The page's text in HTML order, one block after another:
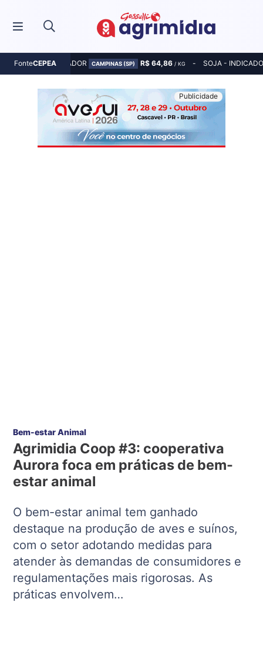
FonteCEPEA
MILHO - INDICADOR CAMPINAS (SP) R$ 64,86 / KG SOJA -
Bem-estar Animal
Agrimidia Coop #3: cooperativa
Aurora foca em práticas de bem-
estar animal
O bem-estar animal tem ganhado
destaque na produção de aves e suínos,
com o setor adotando medidas para
atender às demandas de consumidores e
regulamentações mais rigorosas. As
práticas envolvem…